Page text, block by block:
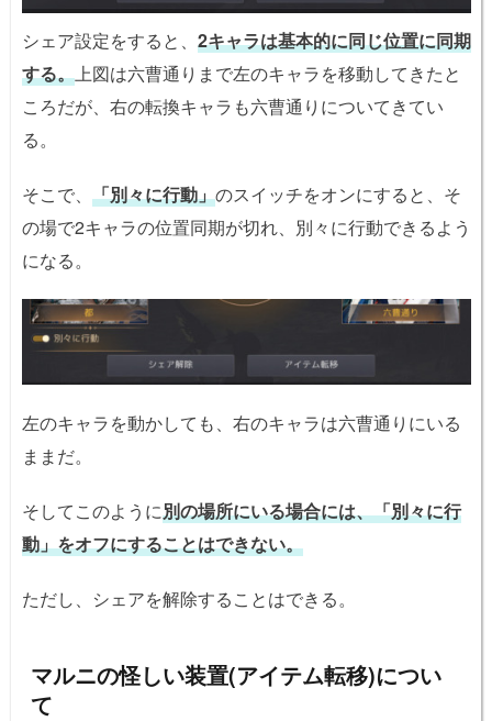
シェア設定をすると、 2キャラは基本的に同じ位置に同期
する。上図は六曹通りまで左のキャラを移動してきたと
ころだが、右の転換キャラも六曹通りについてきてい
る。
そこで、 「別々に行動」のスイッチをオンにすると、そ
の場で2キャラの位置同期が切れ、別々に行動できるよう
になる。
左のキャラを動かしても、右のキャラは六曹通りにいる
ままだ。
そしてこのように別の場所にいる場合には、「別々に行
動」をオフにすることはできない。
ただし、シェアを解除することはできる。
マルニの怪しい装置(アイテム転移)につい
て